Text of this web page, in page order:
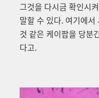
그것을 다시금 확인시
말할 수 있다. 여기에
것 같은 케이팝을 당분
다고.